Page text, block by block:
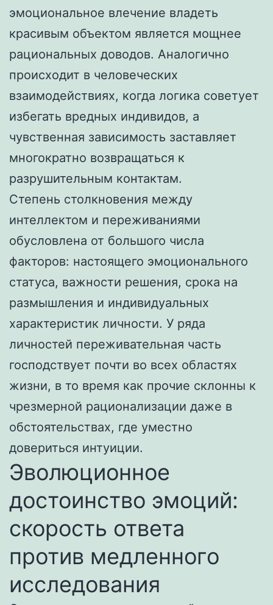
эмоциональное влечение владеть
красивым объектом является мощнее
рациональных доводов. Аналогично
происходит в человеческих
взаимодействиях, когда логика советует
избегать вредных индивидов, а
чувственная зависимость заставляет
многократно возвращаться к
разрушительным контактам.
Степень столкновения между
интеллектом и переживаниями
обусловлена от большого числа
факторов: настоящего эмоционального
статуса, важности решения, срока на
размышления и индивидуальных
характеристик личности. У ряда
личностей переживательная часть
господствует почти во всех областях
жизни, в то время как прочие склонны к
чрезмерной рационализации даже в
обстоятельствах, где уместно
довериться интуиции.
Эволюционное
достоинство эмоций:
скорость ответа
против медленного
исследования